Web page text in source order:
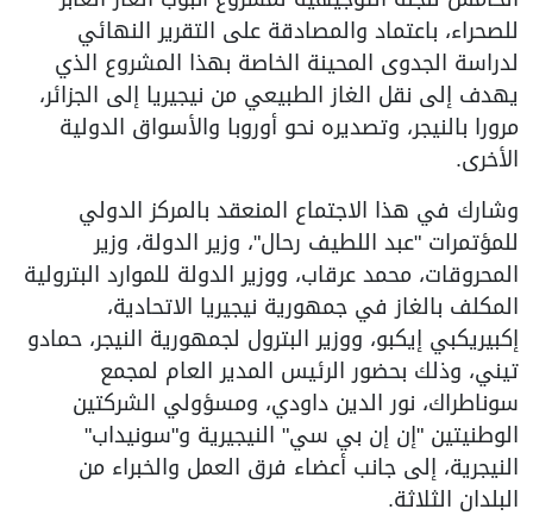
للصحراء، باعتماد والمصادقة على التقرير النهائي
لدراسة الجدوى المحينة الخاصة بهذا المشروع الذي
يهدف إلى نقل الغاز الطبيعي من نيجيريا إلى الجزائر،
مرورا بالنيجر، وتصديره نحو أوروبا والأسواق الدولية
الأخرى.
وشارك في هذا الاجتماع المنعقد بالمركز الدولي
للمؤتمرات "عبد اللطيف رحال"، وزير الدولة، وزير
المحروقات، محمد عرقاب، ووزير الدولة للموارد البترولية
المكلف بالغاز في جمهورية نيجيريا الاتحادية،
إكبيريكبي إيكبو، ووزير البترول لجمهورية النيجر، حمادو
تيني، وذلك بحضور الرئيس المدير العام لمجمع
سوناطراك، نور الدين داودي، ومسؤولي الشركتين
الوطنيتين "إن إن بي سي" النيجيرية و"سونيداب"
النيجرية، إلى جانب أعضاء فرق العمل والخبراء من
البلدان الثلاثة.